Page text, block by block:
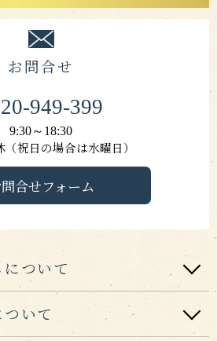
お問合せ
949-399
9:30～18:30
祝日の場合は水曜日）
合せフォーム
ついて
いて